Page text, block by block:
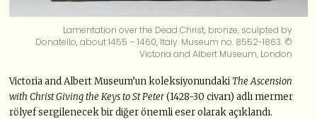
Lamentation over the Dead Christ, bronze, sculpted by
Donatello, about 1455 – 1460, Italy. Museum no. 8552-1863. ©
Victoria and Albert Museum, London
Victoria and Albert Museum’un koleksiyonundakiThe Ascension
with Christ Giving the Keys to St Peter(1428-30 civarı) adlı mermer
rölyef sergilenecek bir diğer önemli eser olarak açıklandı.